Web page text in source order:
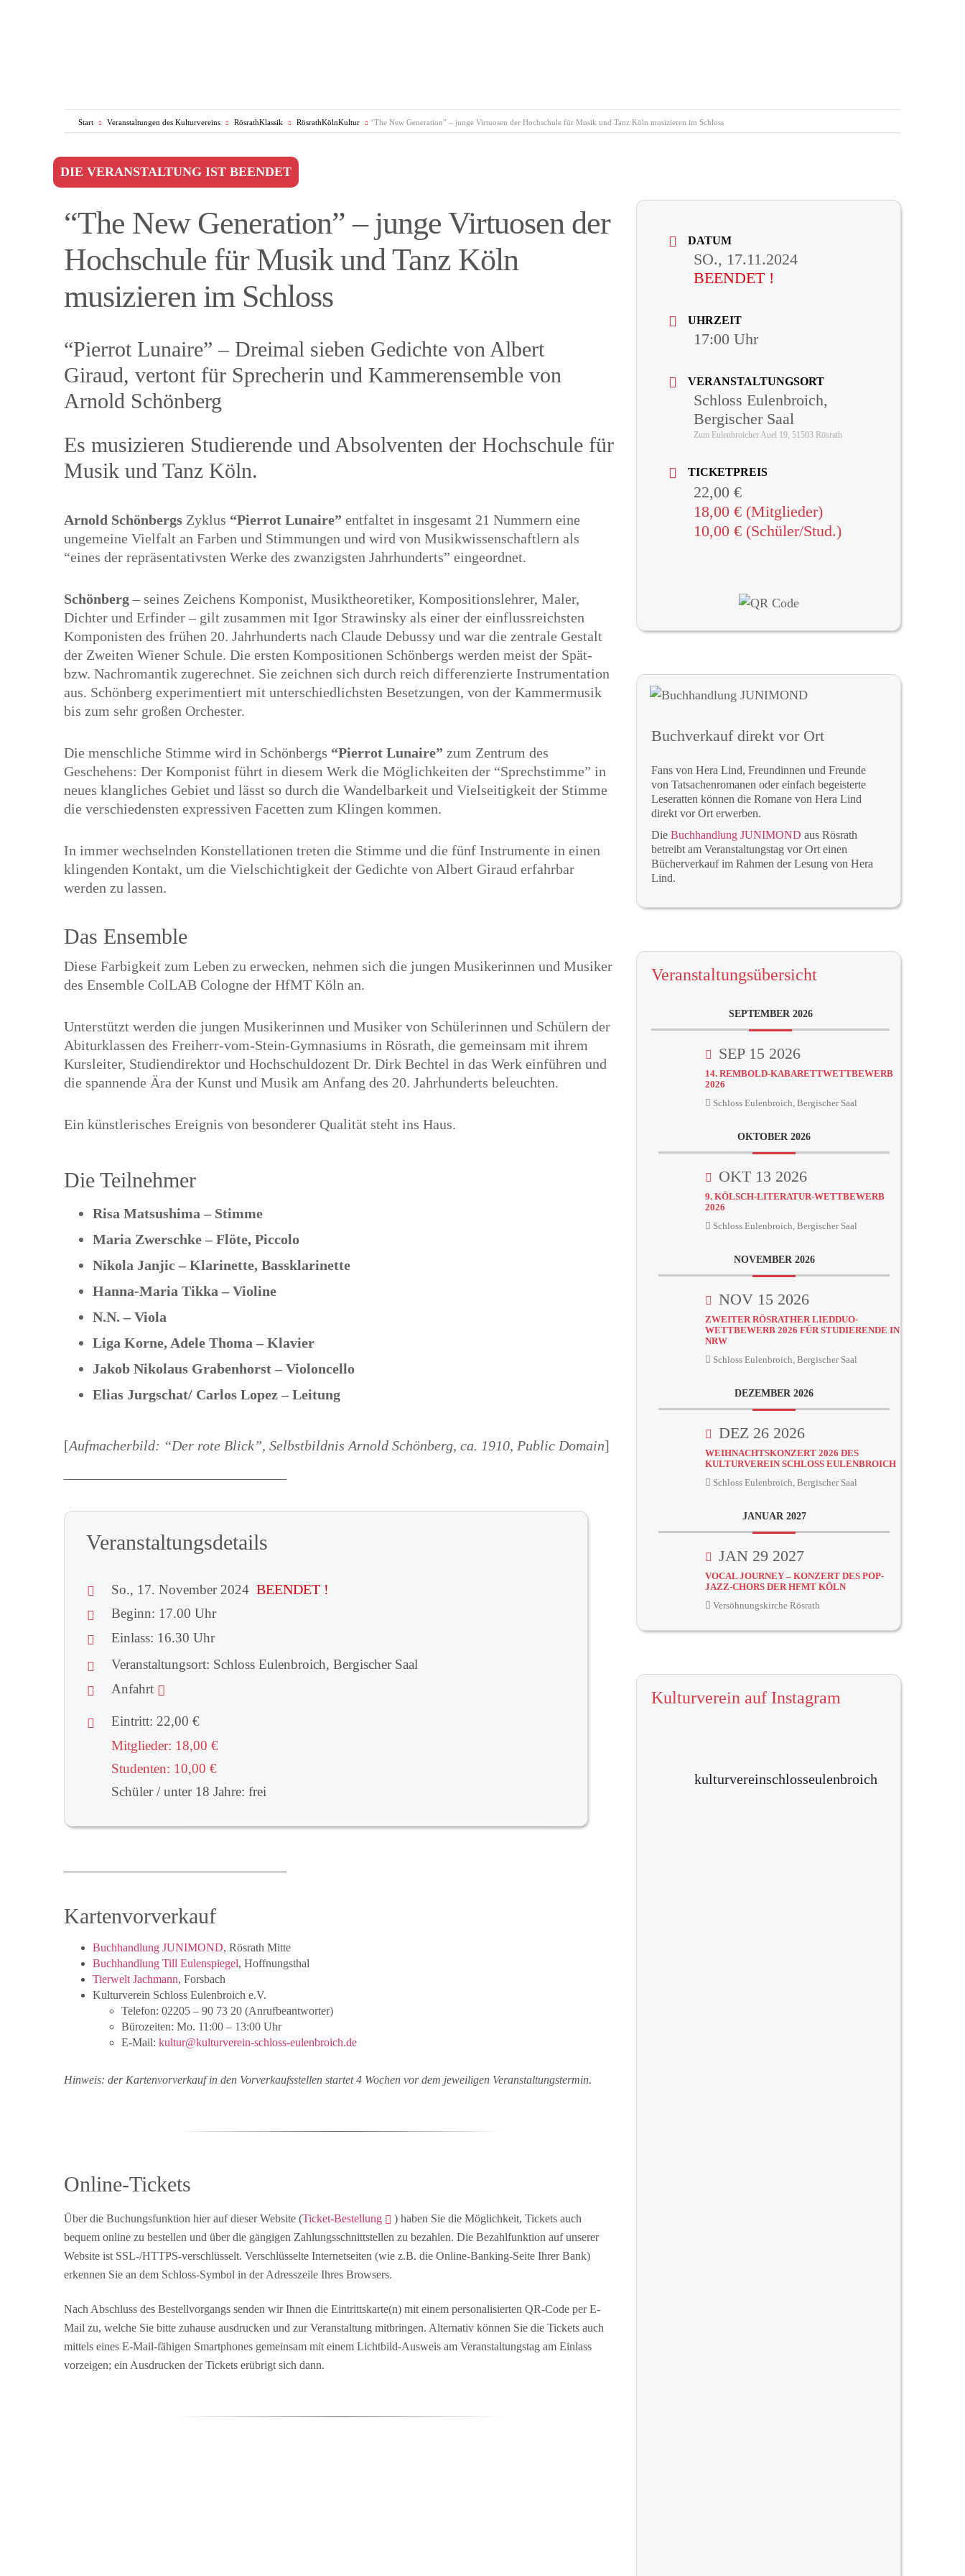
Start Veranstaltungen des Kulturvereins RösrathKlassik RösrathKölnKultur “The New Generation” – junge Virtuosen der Hochschule für Musik und Tanz Köln musizieren im Schloss
DIE VERANSTALTUNG IST BEENDET
“The New Generation” – junge Virtuosen der
Hochschule für Musik und Tanz Köln
musizieren im Schloss
“Pierrot Lunaire” – Dreimal sieben Gedichte von Albert
Giraud, vertont für Sprecherin und Kammerensemble von
Arnold Schönberg
Es musizieren Studierende und Absolventen der Hochschule für
Musik und Tanz Köln.
Arnold Schönbergs Zyklus “Pierrot Lunaire” entfaltet in insgesamt 21 Nummern eine
ungemeine Vielfalt an Farben und Stimmungen und wird von Musikwissenschaftlern als
“eines der repräsentativsten Werke des zwanzigsten Jahrhunderts” eingeordnet.
Schönberg – seines Zeichens Komponist, Musiktheoretiker, Kompositionslehrer, Maler,
Dichter und Erfinder – gilt zusammen mit Igor Strawinsky als einer der einflussreichsten
Komponisten des frühen 20. Jahrhunderts nach Claude Debussy und war die zentrale Gestalt
der Zweiten Wiener Schule. Die ersten Kompositionen Schönbergs werden meist der Spät-
bzw. Nachromantik zugerechnet. Sie zeichnen sich durch reich differenzierte Instrumentation
aus. Schönberg experimentiert mit unterschiedlichsten Besetzungen, von der Kammermusik
bis zum sehr großen Orchester.
Die menschliche Stimme wird in Schönbergs “Pierrot Lunaire” zum Zentrum des
Geschehens: Der Komponist führt in diesem Werk die Möglichkeiten der “Sprechstimme” in
neues klangliches Gebiet und lässt so durch die Wandelbarkeit und Vielseitigkeit der Stimme
die verschiedensten expressiven Facetten zum Klingen kommen.
In immer wechselnden Konstellationen treten die Stimme und die fünf Instrumente in einen
klingenden Kontakt, um die Vielschichtigkeit der Gedichte von Albert Giraud erfahrbar
werden zu lassen.
Das Ensemble
Diese Farbigkeit zum Leben zu erwecken, nehmen sich die jungen Musikerinnen und Musiker
des Ensemble ColLAB Cologne der HfMT Köln an.
Unterstützt werden die jungen Musikerinnen und Musiker von Schülerinnen und Schülern der
Abiturklassen des Freiherr-vom-Stein-Gymnasiums in Rösrath, die gemeinsam mit ihrem
Kursleiter, Studiendirektor und Hochschuldozent Dr. Dirk Bechtel in das Werk einführen und
die spannende Ära der Kunst und Musik am Anfang des 20. Jahrhunderts beleuchten.
Ein künstlerisches Ereignis von besonderer Qualität steht ins Haus.
Die Teilnehmer
Risa Matsushima – Stimme
Maria Zwerschke – Flöte, Piccolo
Nikola Janjic – Klarinette, Bassklarinette
Hanna-Maria Tikka – Violine
N.N. – Viola
Liga Korne, Adele Thoma – Klavier
Jakob Nikolaus Grabenhorst – Violoncello
Elias Jurgschat/ Carlos Lopez – Leitung
[Aufmacherbild: “Der rote Blick”, Selbstbildnis Arnold Schönberg, ca. 1910, Public Domain]
Veranstaltungsdetails
So., 17. November 2024 BEENDET !
Beginn: 17.00 Uhr
Einlass: 16.30 Uhr
Veranstaltungsort: Schloss Eulenbroich, Bergischer Saal
Anfahrt
Eintritt: 22,00 €
Mitglieder: 18,00 €
Studenten: 10,00 €
Schüler / unter 18 Jahre: frei
Kartenvorverkauf
Buchhandlung JUNIMOND, Rösrath Mitte
Buchhandlung Till Eulenspiegel, Hoffnungsthal
Tierwelt Jachmann, Forsbach
Kulturverein Schloss Eulenbroich e.V.
Telefon: 02205 – 90 73 20 (Anrufbeantworter)
Bürozeiten: Mo. 11:00 – 13:00 Uhr
E-Mail: kultur@kulturverein-schloss-eulenbroich.de
Hinweis: der Kartenvorverkauf in den Vorverkaufsstellen startet 4 Wochen vor dem jeweiligen Veranstaltungstermin.
Online-Tickets
Über die Buchungsfunktion hier auf dieser Website (Ticket-Bestellung
) haben Sie die Möglichkeit, Tickets auch
bequem online zu bestellen und über die gängigen Zahlungsschnittstellen zu bezahlen. Die Bezahlfunktion auf unserer
Website ist SSL-/HTTPS-verschlüsselt. Verschlüsselte Internetseiten (wie z.B. die Online-Banking-Seite Ihrer Bank)
erkennen Sie an dem Schloss-Symbol in der Adresszeile Ihres Browsers.
Nach Abschluss des Bestellvorgangs senden wir Ihnen die Eintrittskarte(n) mit einem personalisierten QR-Code per E-
Mail zu, welche Sie bitte zuhause ausdrucken und zur Veranstaltung mitbringen. Alternativ können Sie die Tickets auch
mittels eines E-Mail-fähigen Smartphones gemeinsam mit einem Lichtbild-Ausweis am Veranstaltungstag am Einlass
vorzeigen; ein Ausdrucken der Tickets erübrigt sich dann.
DATUM
SO., 17.11.2024
BEENDET !
UHRZEIT
17:00
VERANSTALTUNGSORT
Schloss Eulenbroich,
Bergischer Saal
Zum Eulenbroicher Auel 19, 51503 Rösrath
TICKETPREIS
22,00 €
18,00 € (Mitglieder)
10,00 € (Schüler/Stud.)
Buchverkauf direkt vor Ort
Fans von Hera Lind, Freundinnen und Freunde
von Tatsachenromanen oder einfach begeisterte
Leseratten können die Romane von Hera Lind
direkt vor Ort erwerben.
DieBuchhandlung JUNIMOND aus Rösrath
betreibt am Veranstaltungstag vor Ort einen
Bücherverkauf im Rahmen der Lesung von Hera
Lind.
Veranstaltungsübersicht
SEPTEMBER 2026
SEP 15 2026
14. REMBOLD-KABARETTWETTBEWERB
2026
Schloss Eulenbroich, Bergischer Saal
OKTOBER 2026
OKT 13 2026
9. KÖLSCH-LITERATUR-WETTBEWERB
2026
Schloss Eulenbroich, Bergischer Saal
NOVEMBER 2026
NOV 15 2026
ZWEITER RÖSRATHER LIEDDUO-
WETTBEWERB 2026 FÜR STUDIERENDE IN
NRW
Schloss Eulenbroich, Bergischer Saal
DEZEMBER 2026
DEZ 26 2026
WEIHNACHTSKONZERT 2026 DES
KULTURVEREIN SCHLOSS EULENBROICH
Schloss Eulenbroich, Bergischer Saal
JANUAR 2027
JAN 29 2027
VOCAL JOURNEY – KONZERT DES POP-
JAZZ-CHORS DER HFMT KÖLN
Versöhnungskirche Rösrath
Kulturverein auf Instagram
kulturvereinschlosseulenbroich